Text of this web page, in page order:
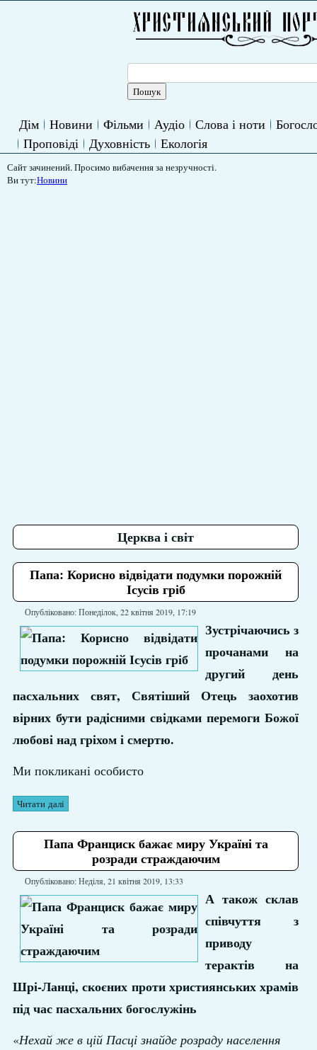
Дім Новини Фільми Аудіо Слова і ноти
Проповіді
Духовність Екологія
Сайт зачинений. Просимо вибачення за незручності.
Ви тут:Новини
Церква і світ
Папа: Корисно відвідати подумки порожній
Ісусів гріб
Опубліковано: Понеділок, 22 квітня 2019, 17:19
Зустрічаючись з
прочанами на
другий день
пасхальних свят, Святіший Отець заохотив
вірних бути радісними свідками перемоги Божої
любові над гріхом і смертю.
Ми покликані особисто
Читати далі
Папа Франциск бажає миру Україні та
розради страждаючим
Опубліковано: Неділя, 21 квітня 2019, 13:33
А також склав
співчуття з
приводу
терактів на
Шрі-Ланці, скоєних проти християнських храмів
під час пасхальних богослужінь
«Нехай же в цій Пасці знайде розраду населення